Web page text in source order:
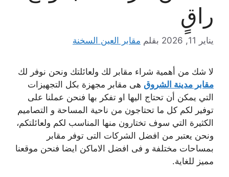
راقٍ
يناير 11, 2026 بقلم مقابر العين السخنة
لا شك من أهمية شراء مقابر لك ولعائلتك ونحن نوفر لك
مقابر مدينة الشروق هى مقابر مجهزة بكل التجهيزات
التي يمكن أن تحتاج اليها او تفكر بها فنحن عملنا على
توفير لكم كل ما تحتاجون من ناحية المساحة و التصاميم
الكثيرة التي سوف تختارون منها المناسب لكم ولعائلتكم،
ونحن يعتبر من افضل الشركات التى توفر مقابر
بمساحات مختلفة و فى افضل الاماكن ايضا فنحن موقعنا
مميز للغاية.